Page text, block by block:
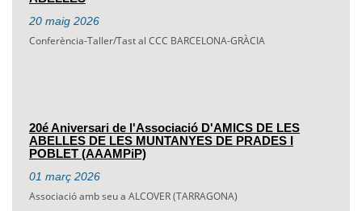
20 maig 2026
Conferència-Taller/Tast al CCC BARCELONA-GRÀCIA
20é Aniversari de l'Associació D'AMICS DE LES
ABELLES DE LES MUNTANYES DE PRADES I
POBLET (AAAMPiP)
01 març 2026
Associació amb seu a ALCOVER (TARRAGONA)